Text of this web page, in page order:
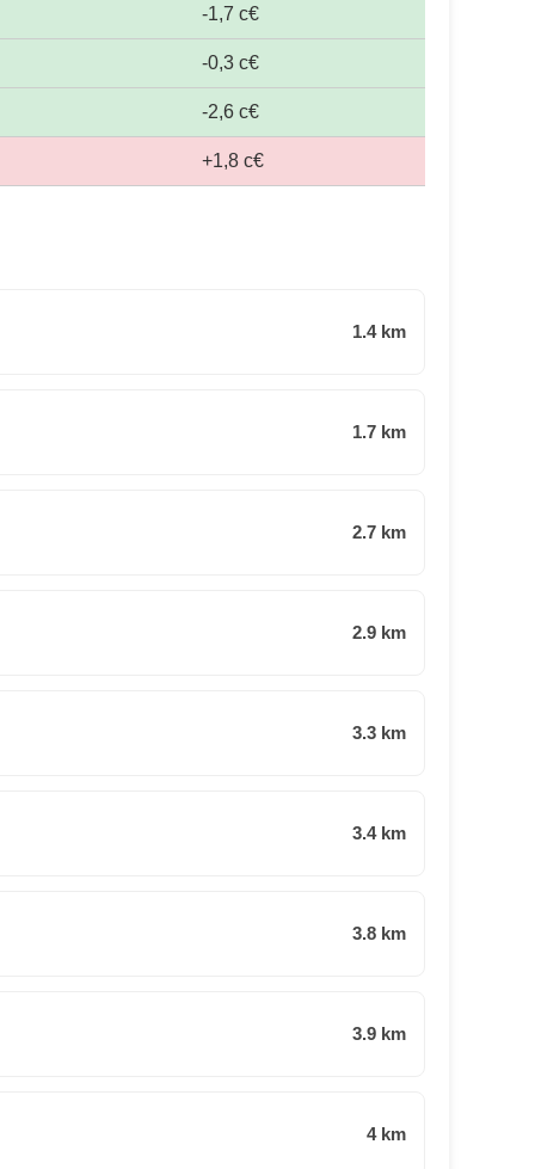
-1,7 c€
-0,3 c€
-2,6 c€
+1,8 c€
1.4 km
1.7 km
2.7 km
2.9 km
3.3 km
3.4 km
3.8 km
3.9 km
4 km